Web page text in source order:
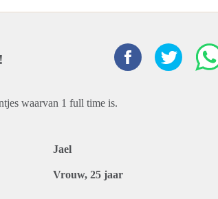
waarvan 1 full time is.
Jael
Vrouw, 25 jaar